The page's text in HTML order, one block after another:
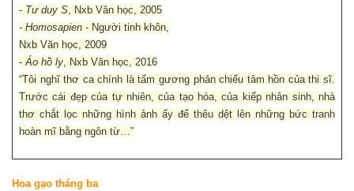
- Tư duy S, Nxb Văn học, 2005
- Homosapien - Người tinh khôn,
Nxb Văn học, 2009
-Áo hồ ly, Nxb Văn học, 2016
“Tôi nghĩ thơ ca chính là tấm gương phản chiếu tâm hồn của thi sĩ.
Trước cái đẹp của tự nhiên, của tạo hóa, của kiếp nhân sinh, nhà
thơ chắt lọc những hình ảnh ấy để thêu dệt lên những bức tranh
hoàn mĩ bằng ngôn từ…”
Hoa gạo tháng ba